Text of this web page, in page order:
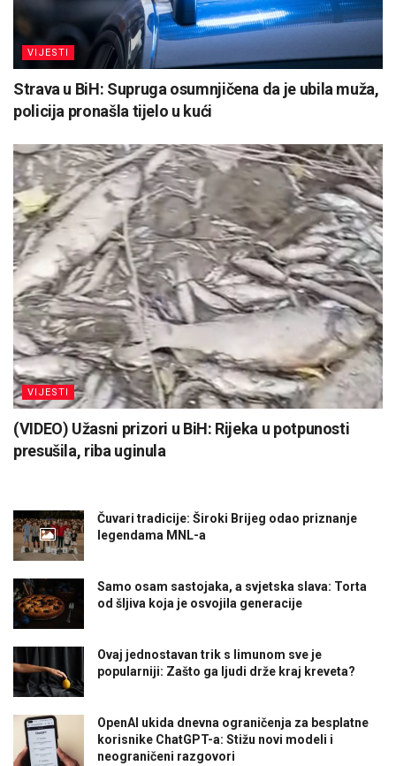
VIJESTI
Strava u BiH: Supruga osumnjičena da je ubila muža,
policija pronašla tijelo u kući
VIJESTI
(VIDEO) Užasni prizori u BiH: Rijeka u potpunosti
presušila, riba uginula
Čuvari tradicije: Široki Brijeg odao priznanje
legendama MNL-a
Samo osam sastojaka, a svjetska slava: Torta
od šljiva koja je osvojila generacije
Ovaj jednostavan trik s limunom sve je
popularniji: Zašto ga ljudi drže kraj kreveta?
OpenAI ukida dnevna ograničenja za besplatne
korisnike ChatGPT-a: Stižu novi modeli i
neograničeni razgovori